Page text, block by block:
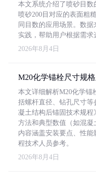
本文系统介绍了喷砂目
喷砂200目对应的表面粗
同目数的应用场景。数据
实践，帮助用户根据需求
2026年8月4日
M20化学锚栓尺寸规
本文详细解析M20化学锚
括螺杆直径、钻孔尺寸
凝土结构后锚固技术规程
方法和典型数值（如混凝
内容涵盖安装要点、性
程技术人员参考。
2026年8月4日